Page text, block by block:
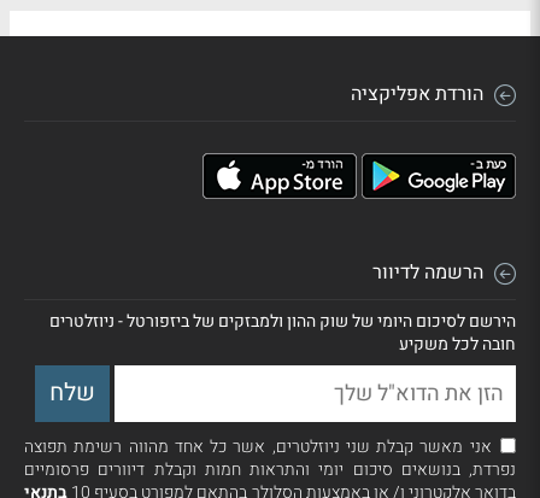
הורדת אפליקציה
הרשמה לדיוור
הירשם לסיכום היומי של שוק ההון ולמבזקים של ביזפורטל - ניוזלטרים
חובה לכל משקיע
אני מאשר קבלת שני ניוזלטרים, אשר כל אחד מהווה רשימת תפוצה
נפרדת, בנושאים סיכום יומי והתראות חמות וקבלת דיוורים פרסומיים
בדואר אלקטרוני ו/ או באמצעות הסלולר בהתאם למפורט בסעיף 10
בתנאי